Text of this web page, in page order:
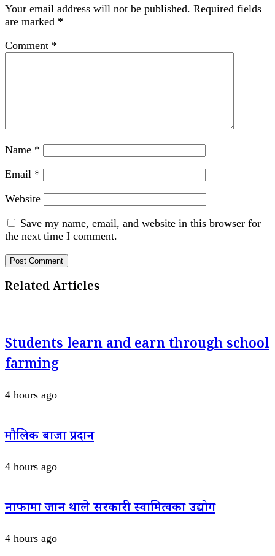
Your email address will not be published. Required fields
are marked *
Comment *
Name *
Email *
Website
Save my name, email, and website in this browser for
the next time I comment.
Related Articles
Students learn and earn through school
farming
4 hours ago
मौलिक बाजा प्रदान
4 hours ago
नाफामा जान थाले सरकारी स्वामित्वका उद्योग
4 hours ago